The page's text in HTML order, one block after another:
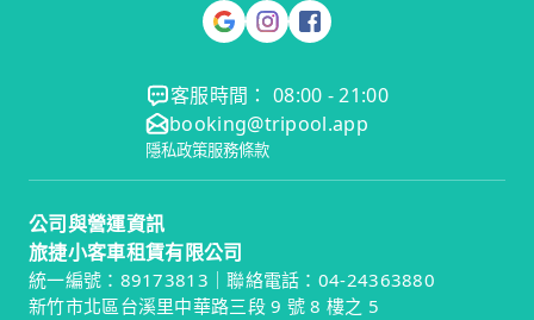
客服時間： 08:00 - 21:00
booking@tripool.app
隱私政策服務條款
公司與營運資訊
旅捷小客車租賃有限公司
統一編號：89173813｜聯絡電話：04-24363880
新竹市北區台溪里中華路三段 9 號 8 樓之 5